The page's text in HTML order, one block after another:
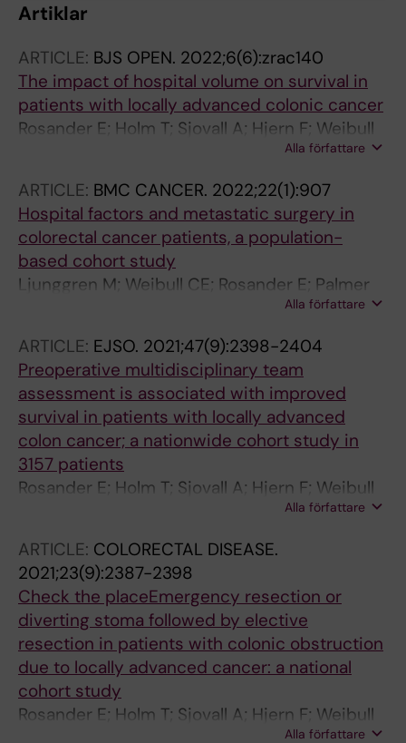
Artiklar
ARTICLE: BJS OPEN. 2022;6(6):zrac140
The impact of hospital volume on survival in
patients with locally advanced colonic cancer
Rosander E; Holm T; Sjovall A; Hjern F; Weibull
Alla författare
ARTICLE: BMC CANCER. 2022;22(1):907
Hospital factors and metastatic surgery in
colorectal cancer patients, a population-
based cohort study
Ljunggren M; Weibull CE; Rosander E; Palmer
G; Glimelius B; Martling A; Nordenvall CAlla författare
ARTICLE: EJSO. 2021;47(9):2398-2404
Preoperative multidisciplinary team
assessment is associated with improved
survival in patients with locally advanced
colon cancer; a nationwide cohort study in
3157 patients
Rosander E; Holm T; Sjovall A; Hjern F; Weibull
Alla författare
ARTICLE: COLORECTAL DISEASE.
2021;23(9):2387-2398
Check the placeEmergency resection or
diverting stoma followed by elective
resection in patients with colonic obstruction
due to locally advanced cancer: a national
cohort study
Rosander E; Holm T; Sjovall A; Hjern F; Weibull
Alla författare